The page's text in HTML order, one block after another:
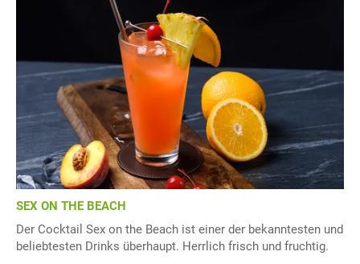
SEX ON THE BEACH
Der Cocktail Sex on the Beach ist einer der bekanntesten und
beliebtesten Drinks überhaupt. Herrlich frisch und fruchtig.